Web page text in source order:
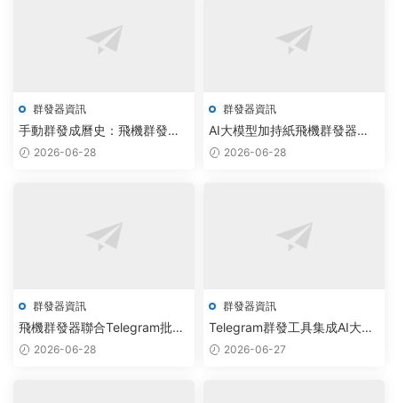
群發器資訊
手動群發成曆史：飛機群發器
+TG私信機器人免費版如何實
2026-06-28
群發器資訊
AI大模型加持紙飛機群發器網
頁版定制方案，自動化效率提
2026-06-28
群發器資訊
飛機群發器聯合Telegram批量
采集系統免費下載，實現智能
2026-06-28
群發器資訊
Telegram群發工具集成AI大模
型，驅動企業營銷效率飙升
2026-06-27